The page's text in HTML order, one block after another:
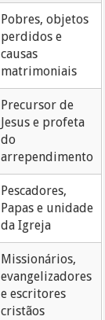
Pobres, objetos
perdidos e
causas
matrimoniais
Precursor de
Jesus e profeta
do
arrependimento
Pescadores,
Papas e unidade
da Igreja
Missionários,
evangelizadores
e escritores
cristãos